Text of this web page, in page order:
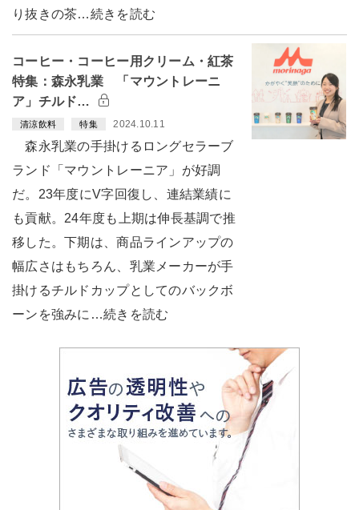
り抜きの茶…続きを読む
コーヒー・コーヒー用クリーム・紅茶
特集：森永乳業 「マウントレーニ
ア」チルド…
清涼飲料 特集 2024.10.11
森永乳業の手掛けるロングセラーブ
ランド「マウントレーニア」が好調
だ。23年度にV字回復し、連結業績に
も貢献。24年度も上期は伸長基調で推
移した。下期は、商品ラインアップの
幅広さはもちろん、乳業メーカーが手
掛けるチルドカップとしてのバックボ
ーンを強みに…続きを読む